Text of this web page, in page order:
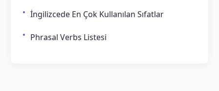
İngilizcede En Çok Kullanılan Sıfatlar
Phrasal Verbs Listesi